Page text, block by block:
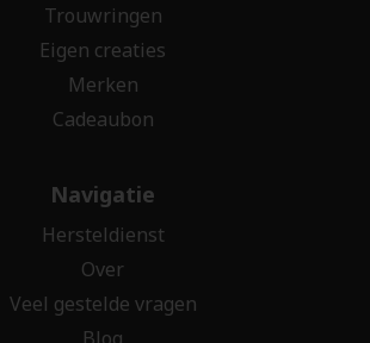
Trouwringen
Eigen creaties
Merken
Cadeaubon
Navigatie
Hersteldienst
Over
Veel gestelde vragen